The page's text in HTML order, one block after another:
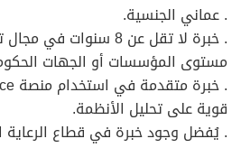
. عماني الجنسية.
. خبرة لا تقل عن 8
مستوى المؤسسات أو الجهات
قوية على تحليل الأنظمة.
. يُفضل وجود خبرة في قطاع الرعاية